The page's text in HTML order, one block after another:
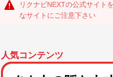
リクナビNEXTの公式サイト
なサイトにご注意下さい
人気コンテンツ